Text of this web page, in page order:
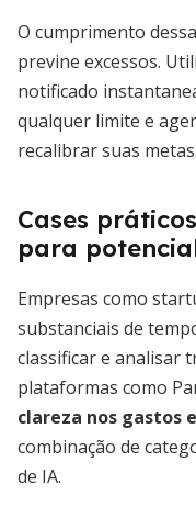
O cumprimento
previne excessos.
notificado
qualquer limite e
recalibrar suas metas.
Cases
para
Empresas como
substanciais de
classificar e analisar
plataformas como
clareza nos gastos
combinação de
de IA.